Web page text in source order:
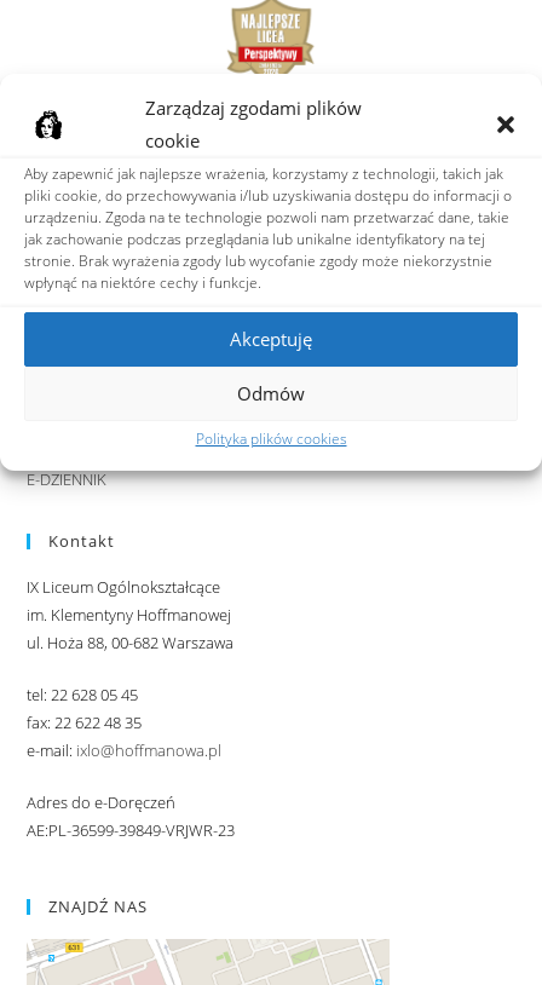
Zarządzaj zgodami plików
cookie
Aby zapewnić jak najlepsze wrażenia, korzystamy z technologii, takich jak
pliki cookie, do przechowywania i/lub uzyskiwania dostępu do informacji o
urządzeniu. Zgoda na te technologie pozwoli nam przetwarzać dane, takie
jak zachowanie podczas przeglądania lub unikalne identyfikatory na tej
stronie. Brak wyrażenia zgody lub wycofanie zgody może niekorzystnie
wpłynąć na niektóre cechy i funkcje.
Akceptuję
Odmów
Polityka plików cookies
Wydarzenia
AKTUALNOŚCI
FESTIWAL FILMOWY 9 MINUT
FESTIWAL TEATRALNY 12 MINUT
PROJEKTY KLASOWE
PROJEKTY MIĘDZYKLASOWE
MULTIMEDIA
E-DZIENNIK
Kontakt
IX Liceum Ogólnokształcące
im. Klementyny Hoffmanowej
ul. Hoża 88, 00-682 Warszawa
tel: 22 628 05 45
fax: 22 622 48 35
e-mail: ixlo@hoffmanowa.pl
Adres do e-Doręczeń
AE:PL-36599-39849-VRJWR-23
ZNAJDŹ NAS